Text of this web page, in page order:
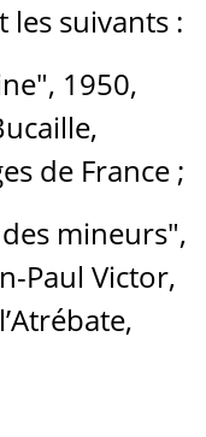
les suivants :
1950,
de France ;
mineurs",
Paul Victor,